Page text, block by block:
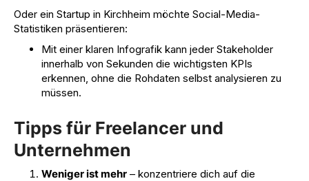
Oder ein Startup in Kirchheim möchte Social-Media-
Statistiken präsentieren:
Mit einer klaren Infografik kann jeder Stakeholder
innerhalb von Sekunden die wichtigsten KPIs
erkennen, ohne die Rohdaten selbst analysieren zu
müssen.
Tipps für Freelancer und
Unternehmen
Weniger ist mehr – konzentriere dich auf die